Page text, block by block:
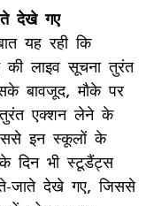
देखे गए
यह रही कि
की लाइव सूचना तुरंत
बावजूद, मौके पर
एक्शन लेने के
इन स्कूलों के
दिन भी स्टूडैंट्स
जाते देखे गए, जिससे